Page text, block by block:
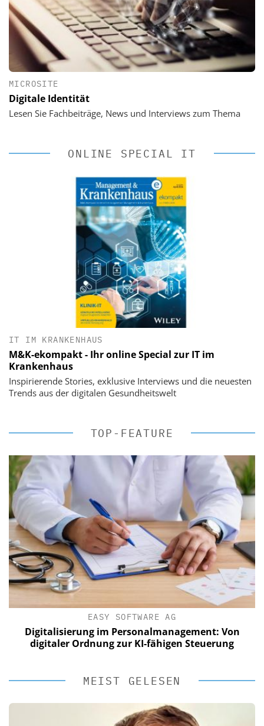
MICROSITE
Digitale Identität
Lesen Sie Fachbeiträge, News und Interviews zum Thema
ONLINE SPECIAL IT
IT IM KRANKENHAUS
M&K-ekompakt - Ihr online Special zur IT im
Krankenhaus
Inspirierende Stories, exklusive Interviews und die neuesten
Trends aus der digitalen Gesundheitswelt
TOP-FEATURE
EASY SOFTWARE AG
Digitalisierung im Personalmanagement: Von
digitaler Ordnung zur KI-fähigen Steuerung
MEIST GELESEN